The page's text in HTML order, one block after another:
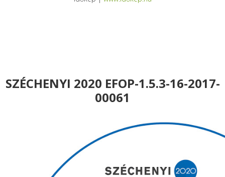
SZÉCHENYI 2020 EFOP-1.5.3-16-2017-
00061